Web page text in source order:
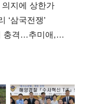
지에 상한가
‘삼국전쟁’
충격…추미애,